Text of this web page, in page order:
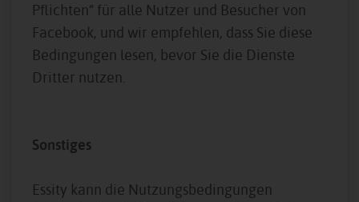
Pflichten“ für alle Nutzer und Besucher von
Facebook, und wir empfehlen, dass Sie diese
Bedingungen lesen, bevor Sie die Dienste
Dritter nutzen.
Sonstiges
Essity kann die Nutzungsbedingungen